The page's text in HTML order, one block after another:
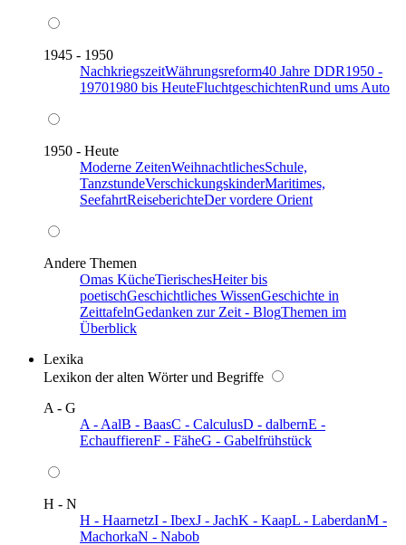
1945 - 1950
NachkriegszeitWährungsreform40 Jahre DDR1950 -
19701980 bis HeuteFluchtgeschichtenRund ums Auto
1950 - Heute
Moderne ZeitenWeihnachtlichesSchule,
TanzstundeVerschickungskinderMaritimes,
SeefahrtReiseberichteDer vordere Orient
Andere Themen
Omas KücheTierischesHeiter bis
poetischGeschichtliches WissenGeschichte in
ZeittafelnGedanken zur Zeit - BlogThemen im
Überblick
Lexika
Lexikon der alten Wörter und Begriffe
A - G
A - AalB - BaasC - CalculusD - dalbernE -
EchauffierenF - FäheG - Gabelfrühstück
H - N
H - HaarnetzI - IbexJ - JachK - KaapL - LaberdanM -
MachorkaN - Nabob